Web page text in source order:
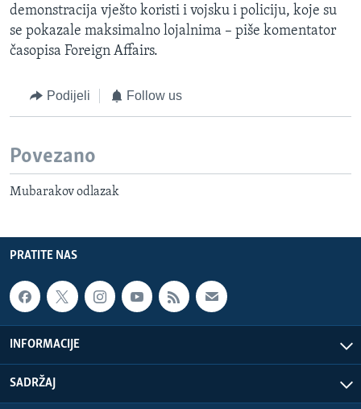
demonstracija vješto koristi i vojsku i policiju, koje su
se pokazale maksimalno lojalnima – piše komentator
časopisa Foreign Affairs.
Podijeli Follow us
Povezano
Mubarakov odlazak
PRATITE NAS
INFORMACIJE
SADRŽAJ